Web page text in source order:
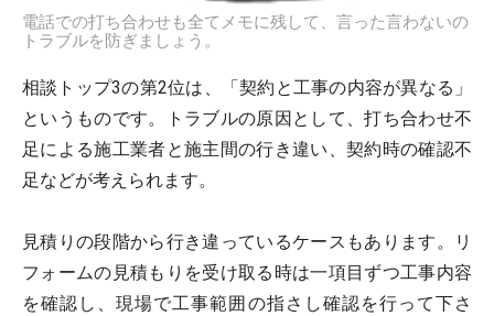
電話での打ち合わせも全てメモに残して、言った言わないの
トラブルを防ぎましょう。
相談トップ3の第2位は、「契約と工事の内容が異なる」
というものです。トラブルの原因として、打ち合わせ不
足による施工業者と施主間の行き違い、契約時の確認不
足などが考えられます。
見積りの段階から行き違っているケースもあります。リ
フォームの見積もりを受け取る時は一項目ずつ工事内容
を確認し、現場で工事範囲の指さし確認を行って下さ